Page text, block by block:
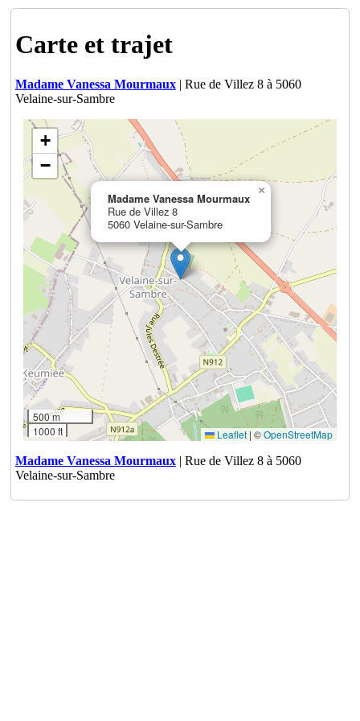
Carte et trajet
Madame Vanessa Mourmaux| Rue de Villez 8 à 5060
Velaine-sur-Sambre
Madame Vanessa Mourmaux
Rue de Villez 8
5060 Velaine-sur-Sambre
×
+
−
500 m
1000 ft
Leaflet | ©OpenStreetMap
Madame Vanessa Mourmaux| Rue de Villez 8 à 5060
Velaine-sur-Sambre